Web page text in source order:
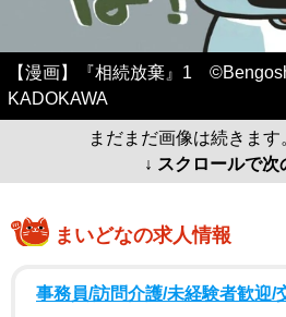
【漫画】『相続放棄』1
KADOKAWA
まだまだ画像は続きます
↓ スクロールで次
まいどなの求人情報
事務員/訪問介護/未経験者歓迎/